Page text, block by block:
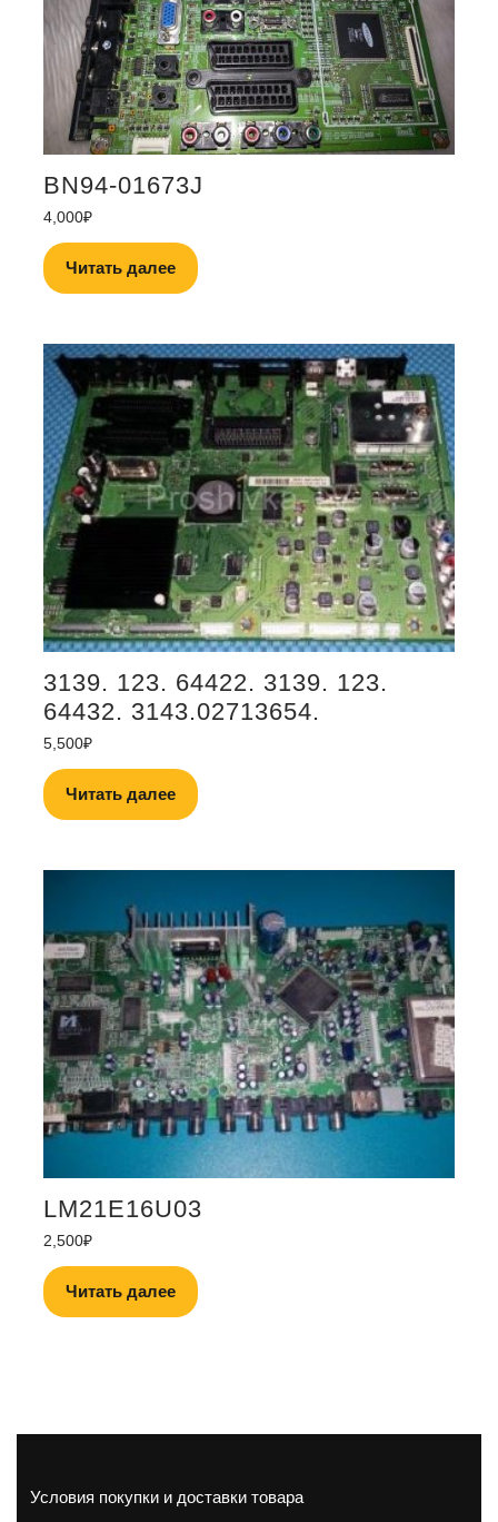
BN94-01673J
4,000₽
Читать далее
3139. 123. 64422. 3139. 123.
64432. 3143.02713654.
5,500₽
Читать далее
LM21E16U03
2,500₽
Читать далее
Условия покупки и доставки товара